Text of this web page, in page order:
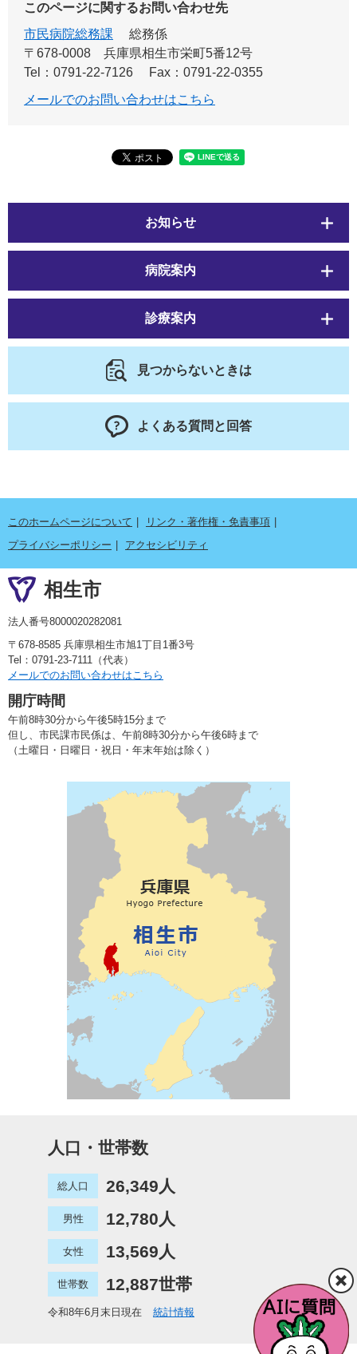
このページに関するお問い合わせ先
市民病院総務課
総務係
〒678-0008
兵庫県相生市栄町5番12号
Tel：0791-22-7126
Fax：0791-22-0355
メールでのお問い合わせはこちら
お知らせ
病院案内
診療案内
見つからないときは
よくある質問と回答
このホームページについて
リンク・著作権・免責事項
プライバシーポリシー
アクセシビリティ
相生市
法人番号8000020282081
〒678-8585 兵庫県相生市旭1丁目1番3号
Tel：0791-23-7111（代表）
メールでのお問い合わせはこちら
開庁時間
午前8時30分から午後5時15分まで
但し、市民課市民係は、午前8時30分から午後6時まで
（土曜日・日曜日・祝日・年末年始は除く）
人口・世帯数
総人口 26,349人
男性 12,780人
女性 13,569人
世帯数 12,887世帯
令和8年6月末日現在 統計情報